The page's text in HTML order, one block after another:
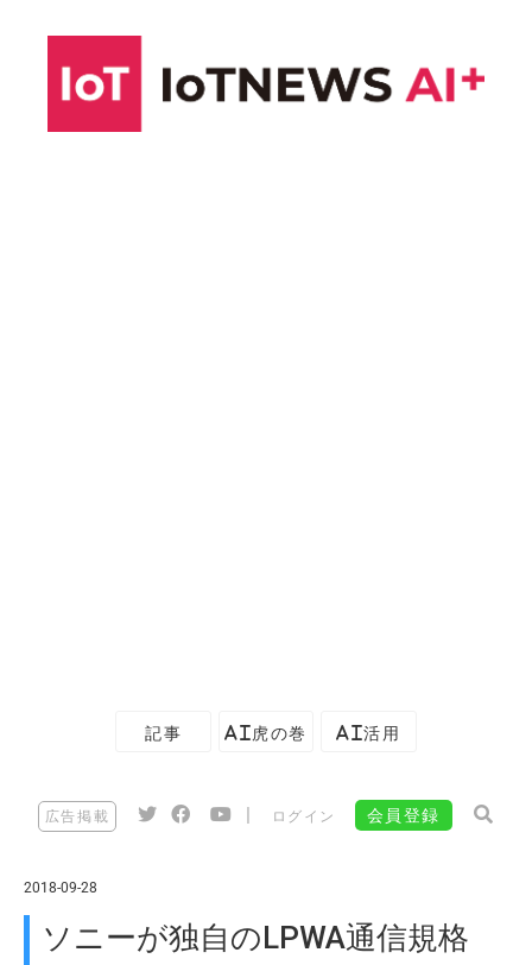
記事 AI虎の巻 AI活用
広告掲載 ログイン 会員登録
2018-09-28
ソニーが独自のLPWA通信規格